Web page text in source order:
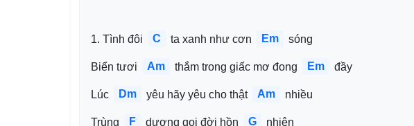
1. Tình đôi C ta xanh như cơn Em sóng
Biển tươi Am thắm trong giấc mơ đong Em đầy
Lúc Dm yêu hãy yêu cho thật Am nhiều
Trùng F dương gọi đời hồn G nhiên